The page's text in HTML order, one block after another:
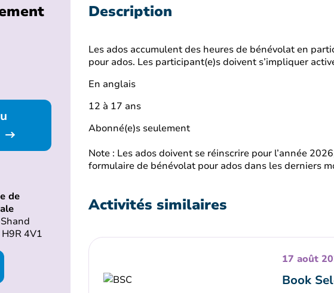
de
4V1
Description
Les ados accumulent des heures de bénévolat en
pour ados. Les participant(e)s doivent s’impliquer
En anglais
12 à 17 ans
Abonné(e)s seulement
Note : Les ados doivent se réinscrire pour l’année
formulaire de bénévolat pour ados dans les derniers
Activités similaires
17 août
Book